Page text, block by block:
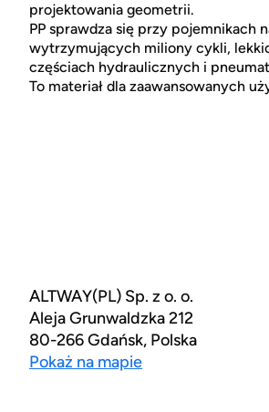
projektowania geometrii.
PP sprawdza się przy pojemnikach
wytrzymujących miliony cykli,
częściach hydraulicznych i
To materiał dla zaawansowanych
ALTWAY(PL) Sp. z o. o.
Aleja Grunwaldzka 212
80-266 Gdańsk, Polska
Pokaż na mapie